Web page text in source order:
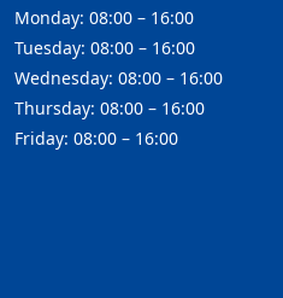
Monday: 08:00 – 16:00
Tuesday: 08:00 – 16:00
Wednesday: 08:00 – 16:00
Thursday: 08:00 – 16:00
Friday: 08:00 – 16:00